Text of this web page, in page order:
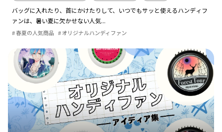
バッグに入れたり、首にかけたりして、いつでもサッと使えるハンディフ
ァンは、暑い夏に欠かせない人気...
春夏の人気商品 オリジナルハンディファン